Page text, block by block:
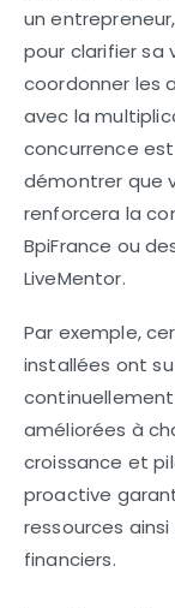
un
pour clarifier sa
coordonner les
avec la
concurrence
démontrer que
renforcera la
BpiFrance ou
LiveMentor.
Par exemple,
installées ont
continuellement
améliorées à
croissance et
proactive
ressources
financiers.